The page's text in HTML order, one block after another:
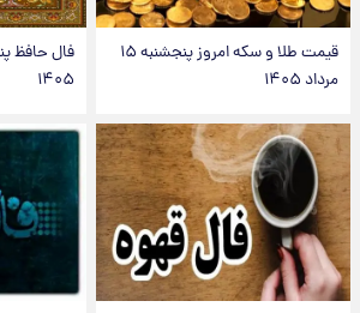
قیمت طلا و سکه امروز پنجشنبه ۱۵
مرداد ۱۴۰۵
۱۴۰۵